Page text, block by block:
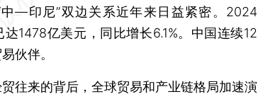
—印尼”双边关系近年来日益紧密。2024
1478亿美元，同比增长6.1%。中国连续12
伙伴。
来的背后，全球贸易和产业链格局加速演